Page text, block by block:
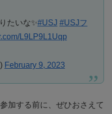
たいな✨#USJ #USJフ
L9LP9L1Uqp
February 9, 2023
加する前に、ぜひおさえて